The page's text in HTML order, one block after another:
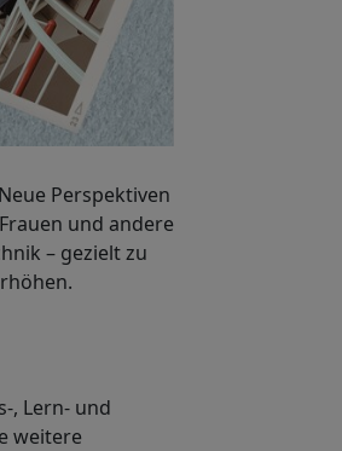
Perspektiven
und andere
– gezielt zu
, Lern- und
weitere